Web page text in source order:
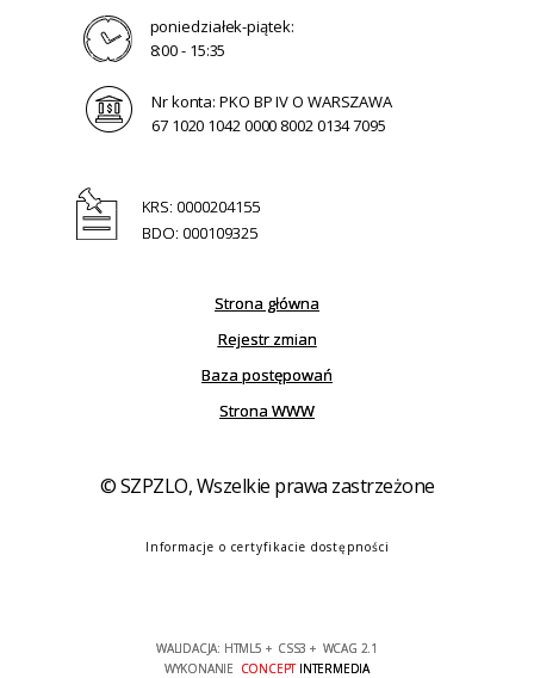
poniedziałek-piątek:
8:00 - 15:35
Nr konta: PKO BP IV O WARSZAWA
67 1020 1042 0000 8002 0134 7095
KRS: 0000204155
BDO: 000109325
Strona główna
Rejestr zmian
Baza postępowań
Strona WWW
© SZPZLO, Wszelkie prawa zastrzeżone
Informacje o certyfikacie dostępności
WALIDACJA: HTML5 + CSS3 + WCAG 2.1
WYKONANIE CONCEPTINTERMEDIA